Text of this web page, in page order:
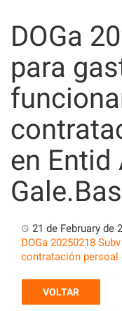
content
DOGa
para
en Entid
21 de February de
DOGa 20250218
contratación persoal
VOLTAR